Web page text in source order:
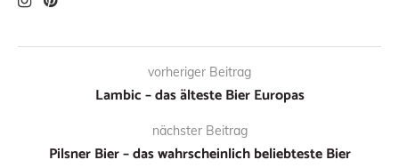
vorheriger Beitrag
Lambic – das älteste Bier Europas
nächster Beitrag
Pilsner Bier – das wahrscheinlich beliebteste Bier